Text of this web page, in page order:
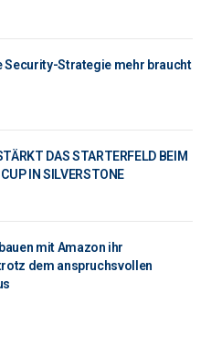
Security-Strategie mehr braucht
DAS STARTERFELD BEIM
IN SILVERSTONE
mit Amazon ihr
dem anspruchsvollen